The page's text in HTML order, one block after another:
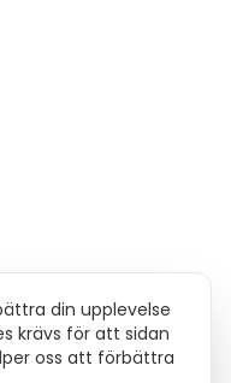
din upplevelse
krävs för att sidan
oss att förbättra